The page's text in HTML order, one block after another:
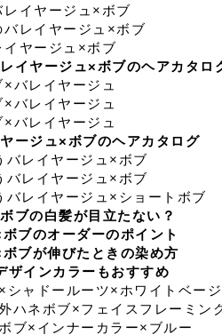
レイヤージュ×ボブ
バレイヤージュ×ボブ
イヤージュ×ボブ
イヤージュ×ボブのヘアカタロ
バレイヤージュ
バレイヤージュ
バレイヤージュ
ージュ×ボブのヘアカタログ
バレイヤージュ×ボブ
バレイヤージュ×ボブ
バレイヤージュ×ショートボブ
ブの白髪が目立たない？
ブのオーダーのポイント
ブが伸びたときの染め方
ザインカラーもおすすめ
シャドールーツ×ホワイトベージ
ハネボブ×フェイスフレーミン
ブ×インナーカラー×ブルー